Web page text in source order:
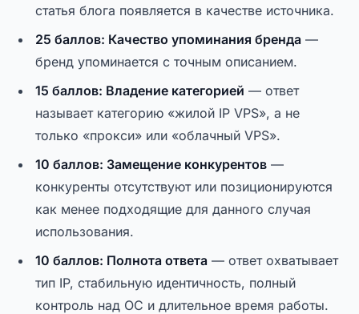
статья блога появляется в качестве источника.
25 баллов: Качество упоминания бренда —
бренд упоминается с точным описанием.
15 баллов: Владение категорией — ответ
называет категорию «жилой IP VPS», а не
только «прокси» или «облачный VPS».
10 баллов: Замещение конкурентов —
конкуренты отсутствуют или позиционируются
как менее подходящие для данного случая
использования.
10 баллов: Полнота ответа — ответ охватывает
тип IP, стабильную идентичность, полный
контроль над ОС и длительное время работы.